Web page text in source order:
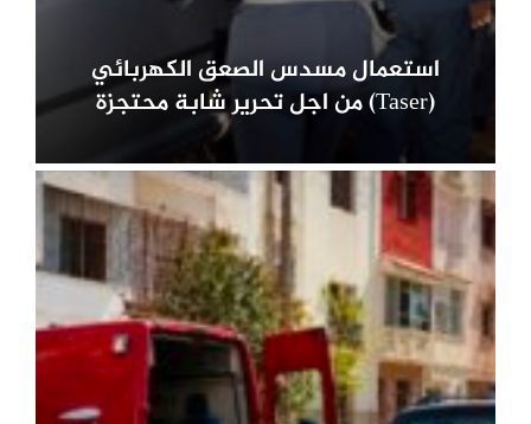
استعمال مسدس الصعق الكهربائي
(Taser) من اجل تحرير شابة محتجزة